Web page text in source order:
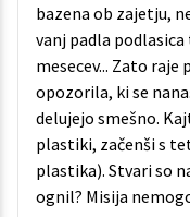
bazena ob zajetju,
vanj padla
mesecev... Zato raje
opozorila, ki se
delujejo smešno.
plastiki, začenši s
plastika). Stvari so
ognil? Misija